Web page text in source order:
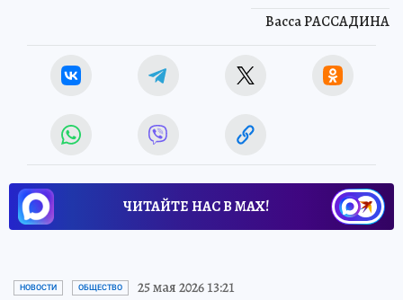
Васса РАССАДИНА
ЧИТАЙТЕ НАС В МАХ!
НОВОСТИ ОБЩЕСТВО 25 мая 2026 13:21